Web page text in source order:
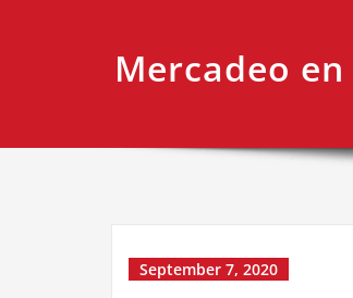
Mercadeo
September 7, 2020